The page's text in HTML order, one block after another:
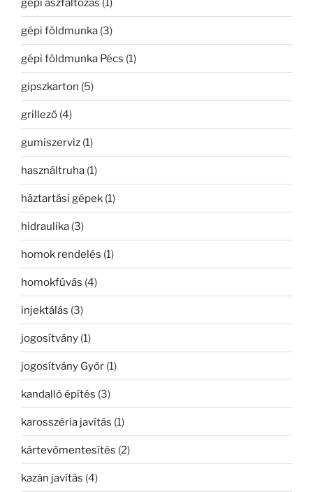
gépi aszfaltozás (1)
gépi földmunka (3)
gépi földmunka Pécs (1)
gipszkarton (5)
grillező (4)
gumiszerviz (1)
használtruha (1)
háztartási gépek (1)
hidraulika (3)
homok rendelés (1)
homokfúvás (4)
injektálás (3)
jogosítvány (1)
jogosítvány Győr (1)
kandalló építés (3)
karosszéria javítás (1)
kártevőmentesítés (2)
kazán javítás (4)